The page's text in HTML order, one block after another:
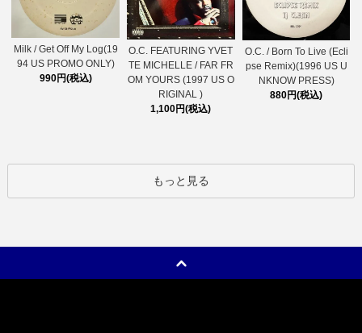
Milk / Get Off My Log(19
94 US PROMO ONLY)
990円(税込)
O.C. FEATURING YVET
TE MICHELLE / FAR FR
OM YOURS (1997 US O
RIGINAL )
1,100円(税込)
O.C. / Born To Live (Ecli
pse Remix)(1996 US U
NKNOW PRESS)
880円(税込)
もっと見る